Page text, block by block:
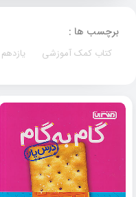
برچسب ها :
کتاب کمک آموزشی یازدهم